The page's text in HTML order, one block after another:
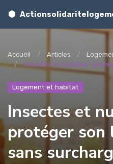
Accueil Articles
Insectes et nuisibles :
Logement et habitat
Insectes et
protéger son
sans